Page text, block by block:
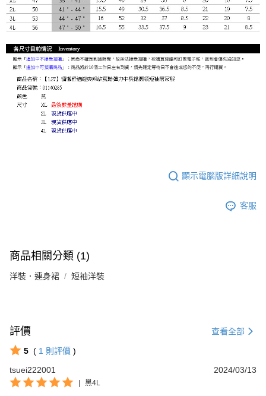
顯示電腦版詳細說明
客服
商品相關分類 (1)
洋裝．連身裙 短袖洋裝
評價 查看全部
5 ( 1 則評價 )
tsuei222001
2024/03/13
| 黑4L